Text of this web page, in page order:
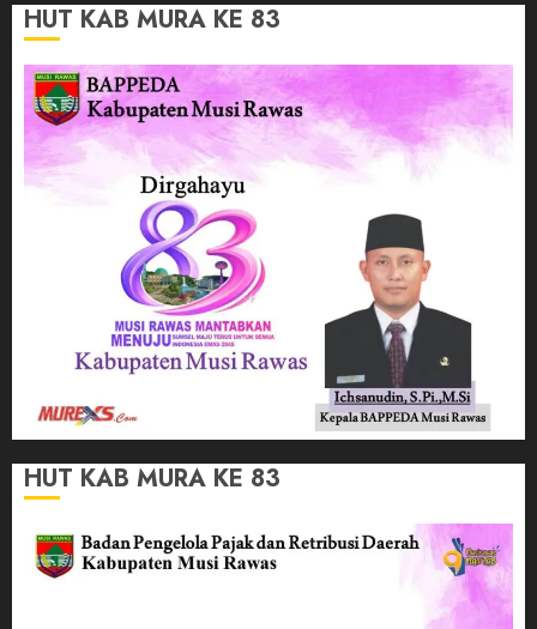
HUT KAB MURA KE 83
HUT KAB MURA KE 83